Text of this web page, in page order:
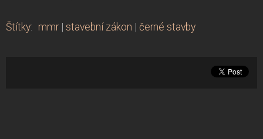
Štítky: mmr | stavební zákon | černé stavby